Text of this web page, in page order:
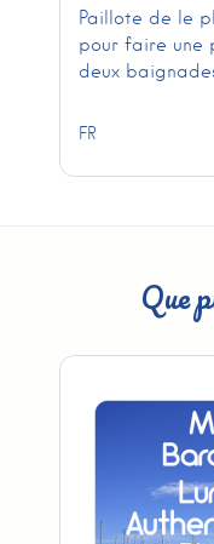
Paillote de le
pour faire une
deux
FR
Que